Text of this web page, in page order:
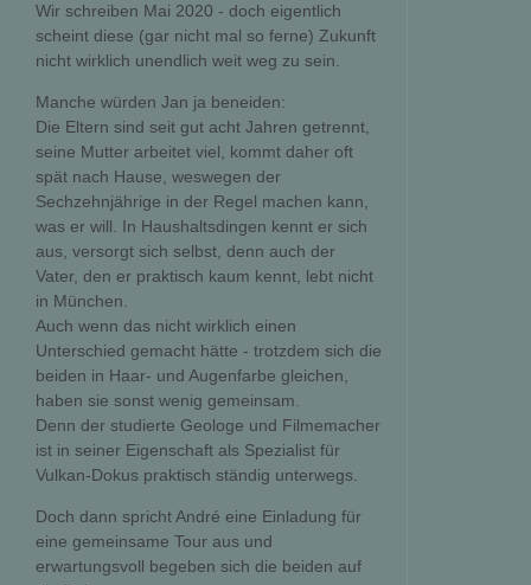
Wir schreiben Mai 2020 - doch eigentlich
scheint diese (gar nicht mal so ferne) Zukunft
nicht wirklich unendlich weit weg zu sein.
Manche würden Jan ja beneiden:
Die Eltern sind seit gut acht Jahren getrennt,
seine Mutter arbeitet viel, kommt daher oft
spät nach Hause, weswegen der
Sechzehnjährige in der Regel machen kann,
was er will. In Haushaltsdingen kennt er sich
aus, versorgt sich selbst, denn auch der
Vater, den er praktisch kaum kennt, lebt nicht
in München.
Auch wenn das nicht wirklich einen
Unterschied gemacht hätte - trotzdem sich die
beiden in Haar- und Augenfarbe gleichen,
haben sie sonst wenig gemeinsam.
Denn der studierte Geologe und Filmemacher
ist in seiner Eigenschaft als Spezialist für
Vulkan-Dokus praktisch ständig unterwegs.
Doch dann spricht André eine Einladung für
eine gemeinsame Tour aus und
erwartungsvoll begeben sich die beiden auf